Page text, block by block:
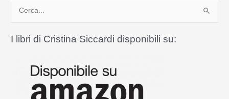
I libri di Cristina Siccardi disponibili su: